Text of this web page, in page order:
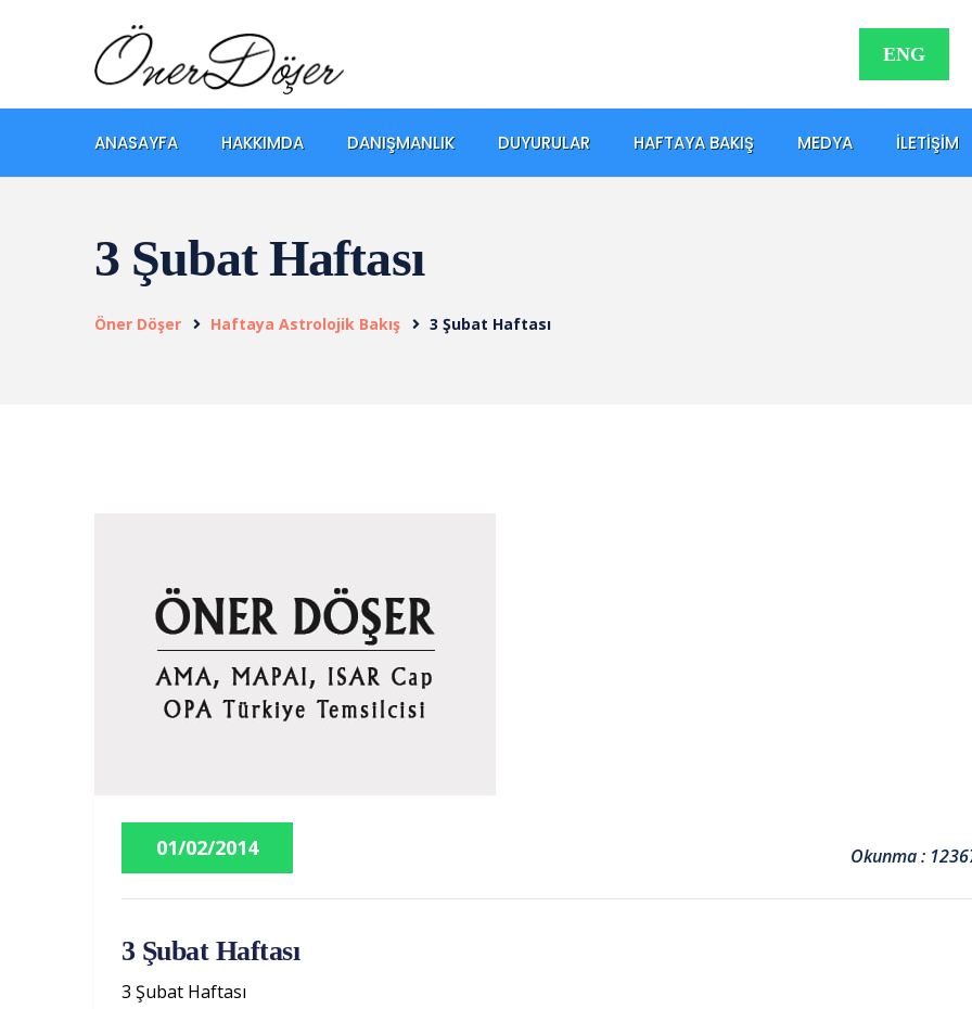
ENG
ANASAYFA HAKKIMDA DANIŞMANLIK DUYURULAR HAFTAYA BAKIŞ MEDYA İLETIŞIM
3 Şubat Haftası
Öner Döşer Haftaya Astrolojik Bakış 3 Şubat Haftası
01/02/2014 Okunma :
3 Şubat Haftası
3 Şubat Haftası